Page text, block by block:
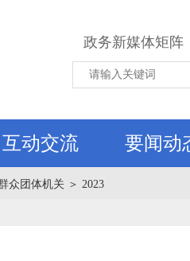
政务新媒体矩阵
互动交流 要闻动
众团体机关 ＞ 2023